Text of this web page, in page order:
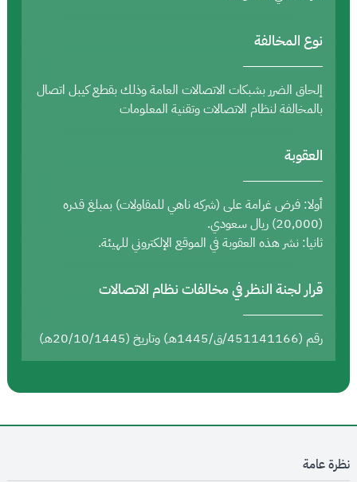
نوع المخالفة
إلحاق الضرر بشبكات الاتصالات العامة وذلك بقطع كيبل اتصال
بالمخالفة لنظام الاتصالات وتقنية المعلومات
العقوبة
أولا: فرض غرامة على (شركه ناهي للمقاولات) بمبلغ قدره
(20,000) ريال سعودي.
ثانيا: نشر هذه العقوبة في الموقع الإلكتروني للهيئة.
قرار لجنة النظر في مخالفات نظام الاتصالات
رقم (451141166/ق/1445هـ) وتاريخ (20/10/1445هـ)
نظرة عامة